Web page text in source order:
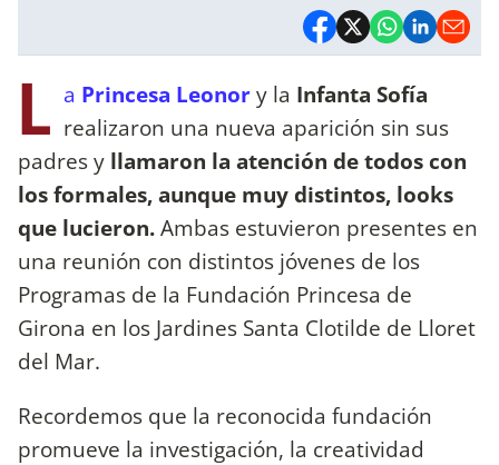
L a Princesa Leonory la Infanta Sofía
realizaron una nueva aparición sin sus
padres y llamaron la atención de todos con
los formales, aunque muy distintos, looks
que lucieron.Ambas estuvieron presentes en
una reunión con distintos jóvenes de los
Programas de la Fundación Princesa de
Girona en los Jardines Santa Clotilde de Lloret
del Mar.
Recordemos que la reconocida fundación
promueve la investigación, la creatividad